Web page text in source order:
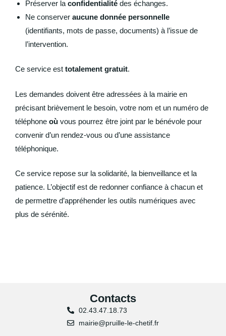
Préserver la confidentialité des échanges.
Ne conserver aucune donnée personnelle
(identifiants, mots de passe, documents) à l’issue de
l’intervention.
Ce service est totalement gratuit.
Les demandes doivent être adressées à la mairie en
précisant brièvement le besoin, votre nom et un numéro de
téléphone où vous pourrez être joint par le bénévole pour
convenir d’un rendez-vous ou d’une assistance
téléphonique.
Ce service repose sur la solidarité, la bienveillance et la
patience. L’objectif est de redonner confiance à chacun et
de permettre d’appréhender les outils numériques avec
plus de sérénité.
Contacts
02.43.47.18.73
mairie@pruille-le-chetif.fr